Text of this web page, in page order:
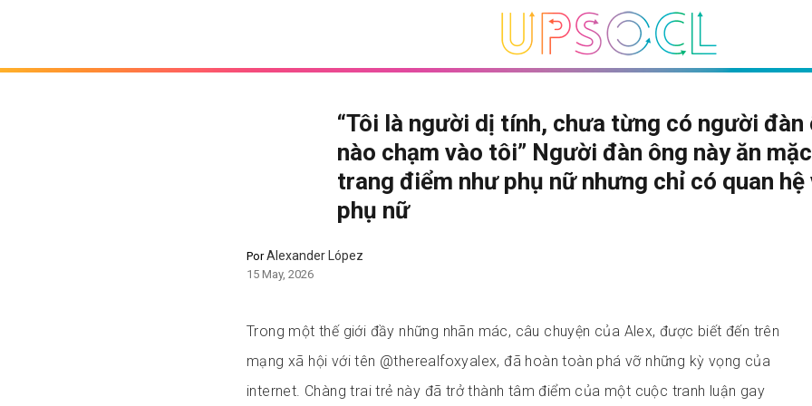
“Tôi là người dị tính, chưa từng có người đàn
nào chạm vào tôi” Người đàn ông này ăn
trang điểm như phụ nữ nhưng chỉ có quan hệ
phụ nữ
PorAlexander López
15 May, 2026
Trong một thế giới đầy những nhãn mác, câu chuyện của Alex, được biết đến trên
mạng xã hội với tên @therealfoxyalex, đã hoàn toàn phá vỡ những kỳ vọng của
internet. Chàng trai trẻ này đã trở thành tâm điểm của một cuộc tranh luận gay